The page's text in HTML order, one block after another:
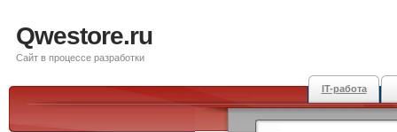
Qwestore.ru
Сайт в процессе разработки
IT-работа